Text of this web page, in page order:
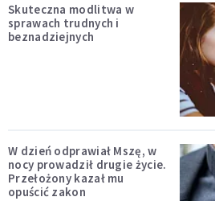
Skuteczna modlitwa w
sprawach trudnych i
beznadziejnych
W dzień odprawiał Mszę, w
nocy prowadził drugie życie.
Przełożony kazał mu
opuścić zakon